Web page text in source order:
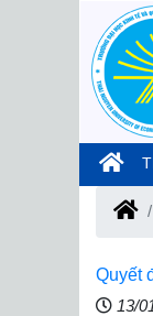
Quyết
13/